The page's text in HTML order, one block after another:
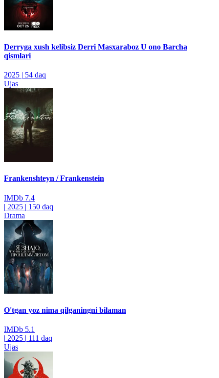
Derryga xush kelibsiz Derri Masxaraboz U ono Barcha
qismlari
2025 | 54 daq
Ujas
Frankenshteyn / Frankenstein
IMDb 7.4
| 2025 | 150 daq
Drama
O'tgan yoz nima qilganingni bilaman
IMDb 5.1
| 2025 | 111 daq
Ujas